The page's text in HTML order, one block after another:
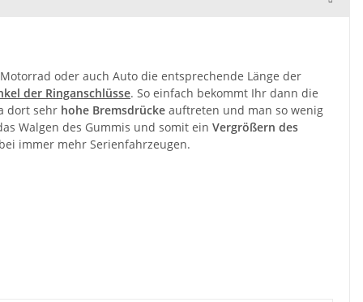
Motorrad oder auch Auto die entsprechende Länge der
der Ringanschlüsse. So einfach bekommt Ihr dann die
dort sehr hohe Bremsdrücke auftreten und man so wenig
Walgen des Gummis und somit ein Vergrößern des
immer mehr Serienfahrzeugen.